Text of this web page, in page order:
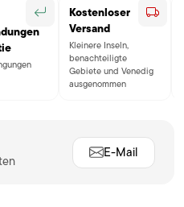
Kostenloser
Versand
Kleinere Inseln,
benachteiligte
Gebiete und Venedig
ausgenommen
E-Mail